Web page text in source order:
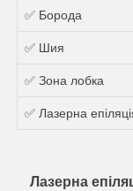
✅ Борода
✅ Шия
✅ Зона лобка
✅ Лазерна
Лазерна